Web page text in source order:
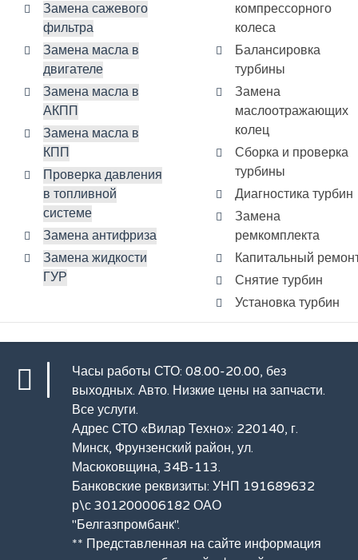
Замена сажевого
фильтра
Замена масла в
двигателе
Замена масла в
АКПП
Замена масла в
КПП
Проверка давления
в топливной
системе
Замена антифриза
Замена жидкости
ГУР
компрессорного
колеса
Балансировка
турбины
Замена
маслоотражающих
колец
Сборка и проверка
турбины
Диагностика турбин
Замена
ремкомплекта
Капитальный
Снятие турбин
Установка турбин
Часы работы СТО: 08.00-20.00, без
выходных. Авто. Низкие цены на запчасти.
Все услуги.
Адрес СТО «Вилар Техно»: 220140, г.
Минск, Фрунзенский район, ул.
Масюковщина, 34В-113.
Банковские реквизиты: УНП 191689632
р\с 301200006182 ОАО
"Белгазпромбанк".
** Представленная на сайте информация